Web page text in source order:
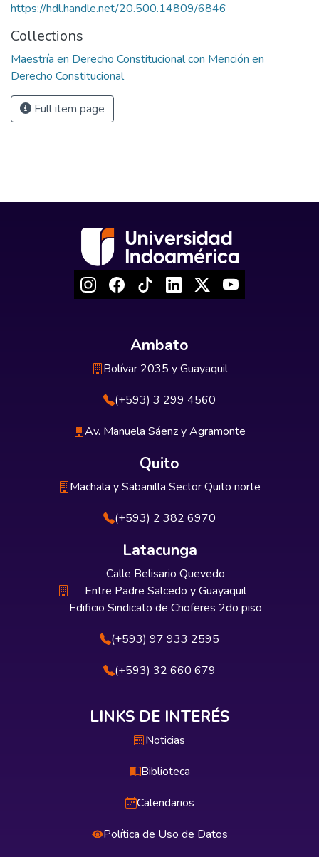
https://hdl.handle.net/20.500.14809/6846
Collections
Maestría en Derecho Constitucional con Mención en
Derecho Constitucional
Full item page
Ambato
Bolívar 2035 y Guayaquil
(+593) 3 299 4560
Av. Manuela Sáenz y Agramonte
Quito
Machala y Sabanilla Sector Quito norte
(+593) 2 382 6970
Latacunga
Calle Belisario Quevedo
Entre Padre Salcedo y Guayaquil
Edificio Sindicato de Choferes 2do piso
(+593) 97 933 2595
(+593) 32 660 679
LINKS DE INTERÉS
Noticias
Biblioteca
Calendarios
Política de Uso de Datos